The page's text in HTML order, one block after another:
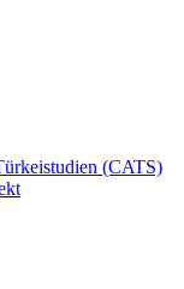
(CATS)